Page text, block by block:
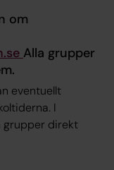
om
Alla grupper
eventuellt
I
grupper direkt